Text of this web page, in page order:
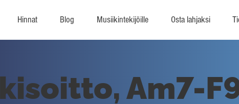
Hinnat Blog Musiikintekijöille Osta lahjaksi
Am7-